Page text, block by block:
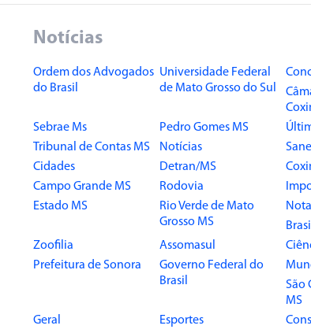
Notícias
Ordem dos Advogados
do Brasil
Universidade Federal
de Mato Grosso do Sul
Sebrae Ms
Pedro Gomes MS
Tribunal de Contas MS
Notícias
Cidades
Detran/MS
Campo Grande MS
Rodovia
Estado MS
Rio Verde de Mato
Grosso MS
Brasil
Zoofilia
Assomasul
Prefeitura de Sonora
Governo Federal do
Brasil
São
MS
Geral
Esportes